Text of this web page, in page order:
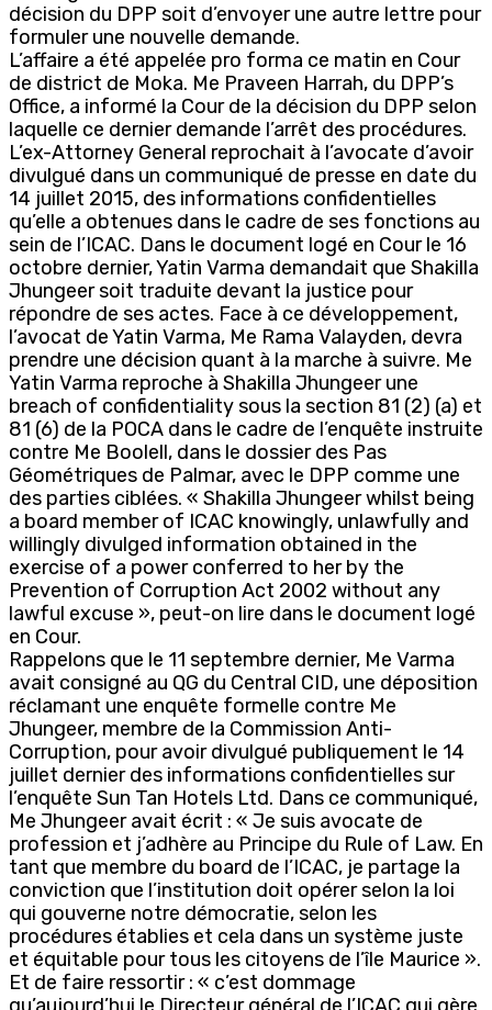
décision du DPP soit d’envoyer une autre lettre pour
formuler une nouvelle demande.
L’affaire a été appelée pro forma ce matin en Cour
de district de Moka. Me Praveen Harrah, du DPP’s
Office, a informé la Cour de la décision du DPP selon
laquelle ce dernier demande l’arrêt des procédures.
L’ex-Attorney General reprochait à l’avocate d’avoir
divulgué dans un communiqué de presse en date du
14 juillet 2015, des informations confidentielles
qu’elle a obtenues dans le cadre de ses fonctions au
sein de l’ICAC. Dans le document logé en Cour le 16
octobre dernier, Yatin Varma demandait que Shakilla
Jhungeer soit traduite devant la justice pour
répondre de ses actes. Face à ce développement,
l’avocat de Yatin Varma, Me Rama Valayden, devra
prendre une décision quant à la marche à suivre. Me
Yatin Varma reproche à Shakilla Jhungeer une
breach of confidentiality sous la section 81 (2) (a) et
81 (6) de la POCA dans le cadre de l’enquête instruite
contre Me Boolell, dans le dossier des Pas
Géométriques de Palmar, avec le DPP comme une
des parties ciblées. « Shakilla Jhungeer whilst being
a board member of ICAC knowingly, unlawfully and
willingly divulged information obtained in the
exercise of a power conferred to her by the
Prevention of Corruption Act 2002 without any
lawful excuse », peut-on lire dans le document logé
en Cour.
Rappelons que le 11 septembre dernier, Me Varma
avait consigné au QG du Central CID, une déposition
réclamant une enquête formelle contre Me
Jhungeer, membre de la Commission Anti-
Corruption, pour avoir divulgué publiquement le 14
juillet dernier des informations confidentielles sur
l’enquête Sun Tan Hotels Ltd. Dans ce communiqué,
Me Jhungeer avait écrit : « Je suis avocate de
profession et j’adhère au Principe du Rule of Law. En
tant que membre du board de l’ICAC, je partage la
conviction que l’institution doit opérer selon la loi
qui gouverne notre démocratie, selon les
procédures établies et cela dans un système juste
et équitable pour tous les citoyens de l’île Maurice ».
Et de faire ressortir : « c’est dommage